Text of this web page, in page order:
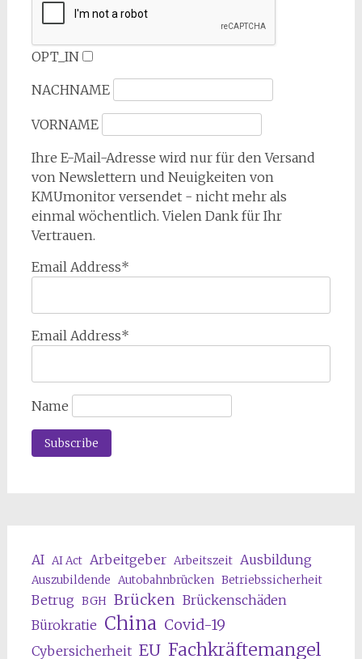
OPT_IN
NACHNAME
VORNAME
Ihre E-Mail-Adresse wird nur für den Versand
von Newslettern und Neuigkeiten von
KMUmonitor versendet - nicht mehr als
einmal wöchentlich. Vielen Dank für Ihr
Vertrauen.
Email Address*
Email Address*
Name
AI AI Act Arbeitgeber Arbeitszeit Ausbildung
Auszubildende Autobahnbrücken Betriebssicherheit
Betrug BGH Brücken Brückenschäden
Bürokratie China Covid-19
Cybersicherheit EU Fachkräftemangel